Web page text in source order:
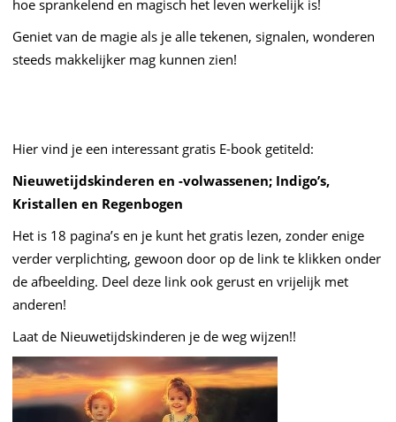
hoe sprankelend en magisch het leven werkelijk is!
Geniet van de magie als je alle tekenen, signalen, wonderen
steeds makkelijker mag kunnen zien!
Hier vind je een interessant gratis E-book getiteld:
Nieuwetijdskinderen en -volwassenen; Indigo’s,
Kristallen en Regenbogen
Het is 18 pagina’s en je kunt het gratis lezen, zonder enige
verder verplichting, gewoon door op de link te klikken onder
de afbeelding. Deel deze link ook gerust en vrijelijk met
anderen!
Laat de Nieuwetijdskinderen je de weg wijzen!!